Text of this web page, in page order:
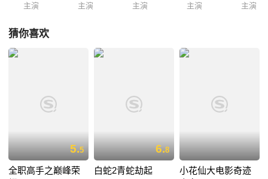
主演 主演 主演 主演 主演
猜你喜欢
5.5
全职高手之巅峰荣
6.8
白蛇2青蛇劫起
小花仙大电影奇迹